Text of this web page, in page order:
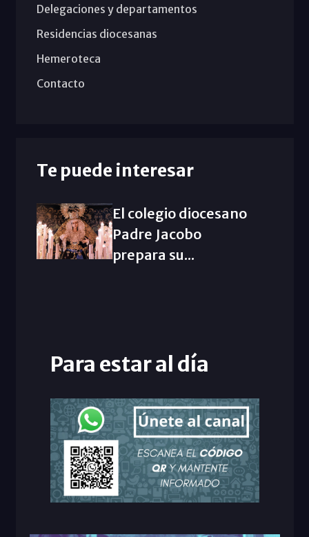
Delegaciones y departamentos
Residencias diocesanas
Hemeroteca
Contacto
Te puede interesar
El colegio diocesano
Padre Jacobo
prepara su...
Para estar al día